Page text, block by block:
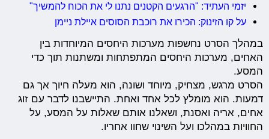
יזמי העתיד: "הרגעים הקטנים נתנו לי את הכוח להמשיך"
על קו הזינוק: הכירו את רוכבת הסוסים איילת ניימן
במהלך הסרט נחשפות מערכות היחסים המיוחדות בין
האחים, מערכות היחסים המתפתחות ומשתנות תוך כדי
המסע.
הסרט מרגש, מצחיק, מיוחד ושונה, הוא מעלה חיוך אך גם
דמעות. הוא מומלץ לכל אחד ואחת. התיישבנו לדבר עם זוג
אחים, אריה ואסנת, ושאלנו אותם שאלות על המסע, על
החוויות במהלכו ועל השינוי שחוו אחריו.